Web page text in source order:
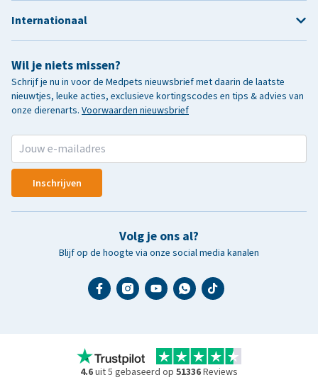
Wil je niets missen?
Schrijf je nu in voor de Medpets nieuwsbrief met daarin de laatste
nieuwtjes, leuke acties, exclusieve kortingscodes en tips & advies van
onze dierenarts. Voorwaarden nieuwsbrief
Inschrijven
Volg je ons al?
Blijf op de hoogte via onze social media kanalen
Internationaal
4.6uit 5 gebaseerd op 51336Reviews